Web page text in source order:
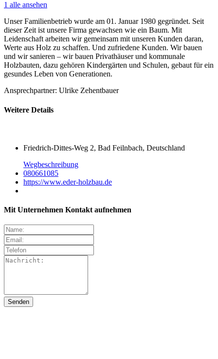
1 alle ansehen
Unser Familienbetrieb wurde am 01. Januar 1980 gegründet. Seit
dieser Zeit ist unsere Firma gewachsen wie ein Baum. Mit
Leidenschaft arbeiten wir gemeinsam mit unseren Kunden daran,
Werte aus Holz zu schaffen. Und zufriedene Kunden. Wir bauen
und wir sanieren – wir bauen Privathäuser und kommunale
Holzbauten, dazu gehören Kindergärten und Schulen, gebaut für ein
gesundes Leben von Generationen.
Ansprechpartner: Ulrike Zehentbauer
Weitere Details
Friedrich-Dittes-Weg 2, Bad Feilnbach, Deutschland
Wegbeschreibung
080661085
https://www.eder-holzbau.de
Mit Unternehmen Kontakt aufnehmen